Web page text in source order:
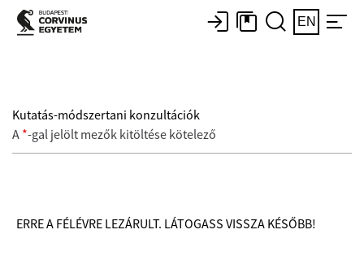
EN
Kutatás-módszertani konzultációk
A *-gal jelölt mezők kitöltése kötelező
ERRE A FÉLÉVRE LEZÁRULT. LÁTOGASS VISSZA KÉSŐBB!